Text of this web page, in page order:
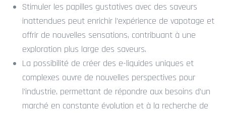
Stimuler les papilles gustatives avec des saveurs
inattendues peut enrichir l’expérience de vapotage et
offrir de nouvelles sensations, contribuant à une
exploration plus large des saveurs.
La possibilité de créer des e-liquides uniques et
complexes ouvre de nouvelles perspectives pour
l’industrie, permettant de répondre aux besoins d’un
marché en constante évolution et à la recherche de